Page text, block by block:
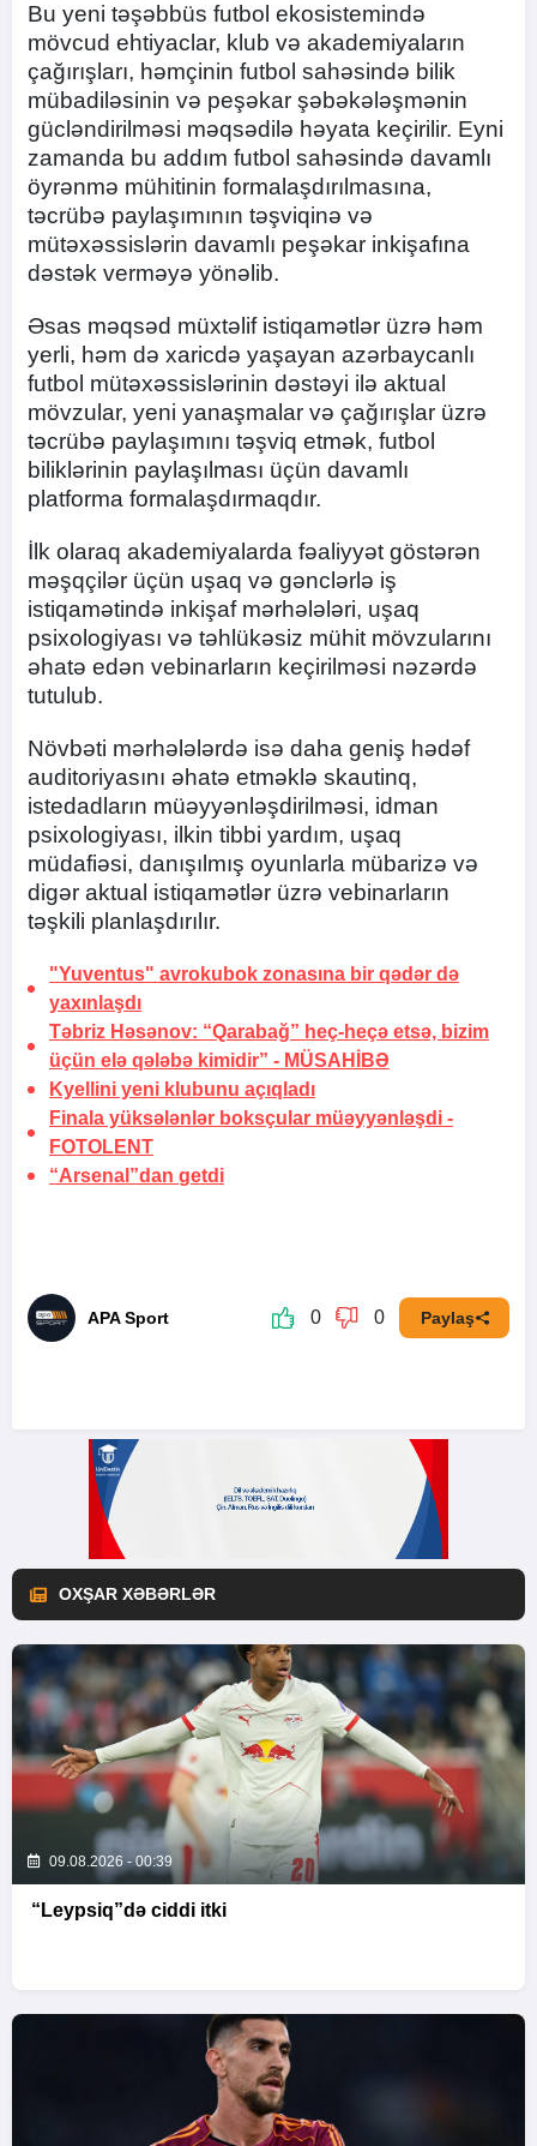
Bu yeni təşəbbüs futbol ekosistemində
mövcud ehtiyaclar, klub və akademiyaların
çağırışları, həmçinin futbol sahəsində bilik
mübadiləsinin və peşəkar şəbəkələşmənin
gücləndirilməsi məqsədilə həyata keçirilir. Eyni
zamanda bu addım futbol sahəsində davamlı
öyrənmə mühitinin formalaşdırılmasına,
təcrübə paylaşımının təşviqinə və
mütəxəssislərin davamlı peşəkar inkişafına
dəstək verməyə yönəlib.
Əsas məqsəd müxtəlif istiqamətlər üzrə həm
yerli, həm də xaricdə yaşayan azərbaycanlı
futbol mütəxəssislərinin dəstəyi ilə aktual
mövzular, yeni yanaşmalar və çağırışlar üzrə
təcrübə paylaşımını təşviq etmək, futbol
biliklərinin paylaşılması üçün davamlı
platforma formalaşdırmaqdır.
İlk olaraq akademiyalarda fəaliyyət göstərən
məşqçilər üçün uşaq və gənclərlə iş
istiqamətində inkişaf mərhələləri, uşaq
psixologiyası və təhlükəsiz mühit mövzularını
əhatə edən vebinarların keçirilməsi nəzərdə
tutulub.
Növbəti mərhələlərdə isə daha geniş hədəf
auditoriyasını əhatə etməklə skautinq,
istedadların müəyyənləşdirilməsi, idman
psixologiyası, ilkin tibbi yardım, uşaq
müdafiəsi, danışılmış oyunlarla mübarizə və
digər aktual istiqamətlər üzrə vebinarların
təşkili planlaşdırılır.
"Yuventus" avrokubok zonasına bir qədər də
yaxınlaşdı
Təbriz Həsənov: “Qarabağ” heç-heçə etsə, bizim
üçün elə qələbə kimidir” - MÜSAHİBƏ
Kyellini yeni klubunu açıqladı
Finala yüksələnlər boksçular müəyyənləşdi -
FOTOLENT
“Arsenal”dan getdi
APA Sport 0 0 Paylaş
OXŞAR XƏBƏRLƏR
09.08.2026 - 00:39
“Leypsiq”də ciddi itki